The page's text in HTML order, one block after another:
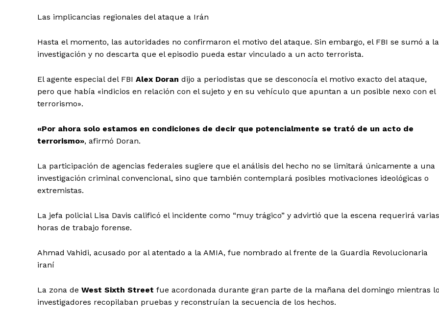
Las implicancias regionales del ataque a Irán
Hasta el momento, las autoridades no confirmaron el motivo del ataque. Sin embargo, el FBI se sumó a la
investigación y no descarta que el episodio pueda estar vinculado a un acto terrorista.
El agente especial del FBI Alex Doran dijo a periodistas que se desconocía el motivo exacto del ataque,
pero que había «indicios en relación con el sujeto y en su vehículo que apuntan a un posible nexo con el
terrorismo».
«Por ahora solo estamos en condiciones de decir que potencialmente se trató de un acto de
terrorismo», afirmó Doran.
La participación de agencias federales sugiere que el análisis del hecho no se limitará únicamente a una
investigación criminal convencional, sino que también contemplará posibles motivaciones ideológicas o
extremistas.
La jefa policial Lisa Davis calificó el incidente como “muy trágico” y advirtió que la escena requerirá varias
horas de trabajo forense.
Ahmad Vahidi, acusado por al atentado a la AMIA, fue nombrado al frente de la Guardia Revolucionaria
iraní
La zona de West Sixth Street fue acordonada durante gran parte de la mañana del domingo mientras
investigadores recopilaban pruebas y reconstruían la secuencia de los hechos.